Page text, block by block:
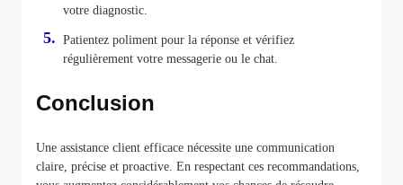
votre diagnostic.
Patientez poliment pour la réponse et vérifiez
régulièrement votre messagerie ou le chat.
Conclusion
Une assistance client efficace nécessite une communication
claire, précise et proactive. En respectant ces recommandations,